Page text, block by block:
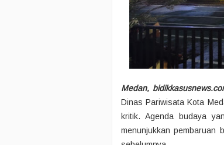
Medan,
Dinas Pariwisata Kota
kritik. Agenda budaya
menunjukkan pembaruan